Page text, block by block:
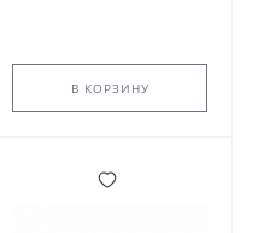
В КОРЗИНУ